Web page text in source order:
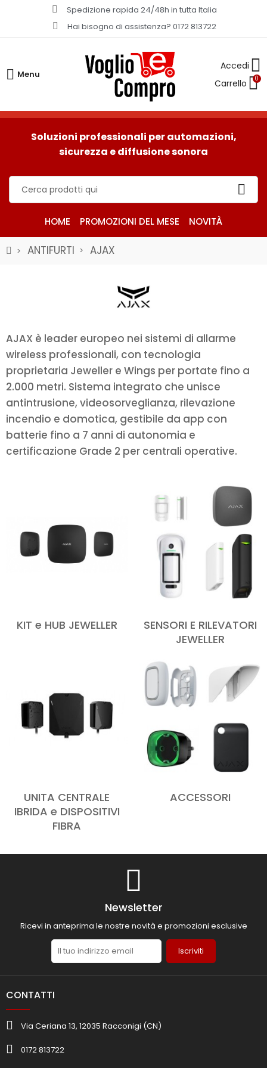
Spedizione rapida 24/48h in tutta Italia​
Hai bisogno di assistenza? 0172 813722
Menu 0
Soluzioni professionali per automazioni,
sicurezza e diffusione sonora
HOME PROMOZIONI DEL MESE NOVITÀ
ANTIFURTI AJAX
AJAX è leader europeo nei sistemi di allarme
wireless professionali, con tecnologia
proprietaria Jeweller e Wings per portate fino a
2.000 metri. Sistema integrato che unisce
antintrusione, videosorveglianza, rilevazione
incendio e domotica, gestibile da app con
batterie fino a 7 anni di autonomia e
certificazione Grade 2 per centrali operative.
KIT e HUB JEWELLER
SENSORI E RILEVATORI
JEWELLER
UNITA CENTRALE
IBRIDA e DISPOSITIVI
FIBRA
ACCESSORI
Newsletter
Ricevi in anteprima le nostre novità e promozioni esclusive
Iscriviti
CONTATTI
Via Ceriana 13, 12035 Racconigi (CN)
0172 813722